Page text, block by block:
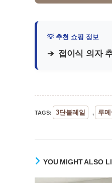
접이식 의자
TAGS: 3단볼레일 , 루
YOU MIGHT ALSO